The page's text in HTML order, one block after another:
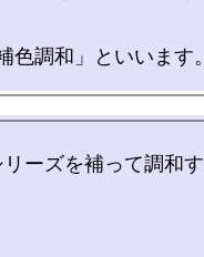
リーズを補って調和